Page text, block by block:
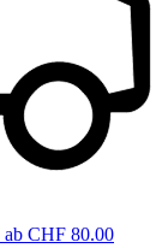
ab CHF 80.00